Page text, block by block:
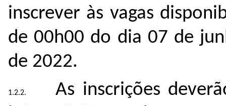
inscrever às vagas
de 00h00 do dia 07 de
de 2022.
As inscrições